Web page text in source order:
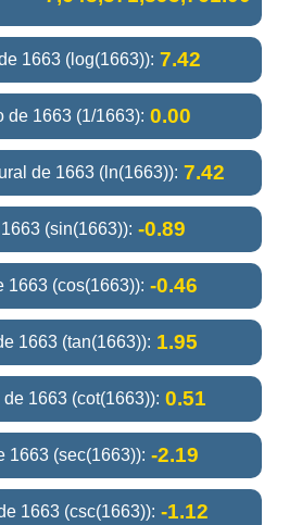
1663 (log(1663)): 7.42
de 1663 (1/1663): 0.00
de 1663 (ln(1663)): 7.42
(sin(1663)): -0.89
1663 (cos(1663)): -0.46
1663 (tan(1663)): 1.95
1663 (cot(1663)): 0.51
1663 (sec(1663)): -2.19
1663 (csc(1663)): -1.12